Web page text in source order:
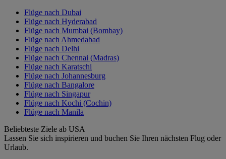
Flüge nach Dubai
Flüge nach Hyderabad
Flüge nach Mumbai (Bombay)
Flüge nach Ahmedabad
Flüge nach Delhi
Flüge nach Chennai (Madras)
Flüge nach Karatschi
Flüge nach Johannesburg
Flüge nach Bangalore
Flüge nach Singapur
Flüge nach Kochi (Cochin)
Flüge nach Manila
Beliebteste Ziele ab USA
Lassen Sie sich inspirieren und buchen Sie Ihren nächsten Flug oder
Urlaub.